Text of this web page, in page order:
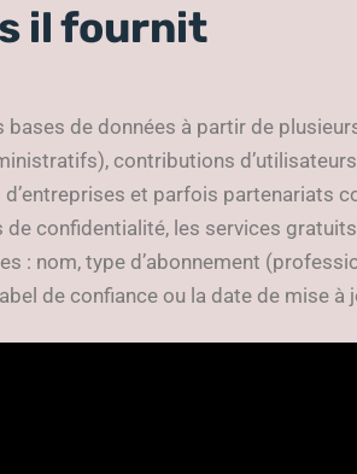
il fournit
de données à partir de
contributions
et parfois partenariats
de confidentialité, les services
: nom, type d’abonnement
de confiance ou la date de mise à